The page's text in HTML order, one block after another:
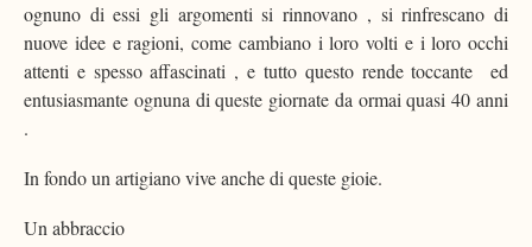
ognuno di essi gli argomenti si rinnovano , si rinfrescano di
nuove idee e ragioni, come cambiano i loro volti e i loro occhi
attenti e spesso affascinati , e tutto questo rende toccante ed
entusiasmante ognuna di queste giornate da ormai quasi 40 anni
.
In fondo un artigiano vive anche di queste gioie.
Un abbraccio